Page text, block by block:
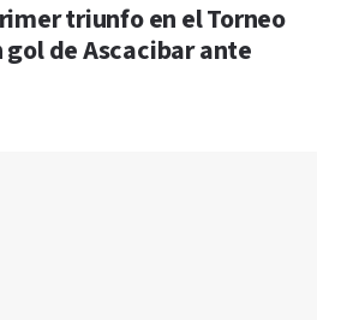
triunfo en el Torneo
gol de Ascacibar ante